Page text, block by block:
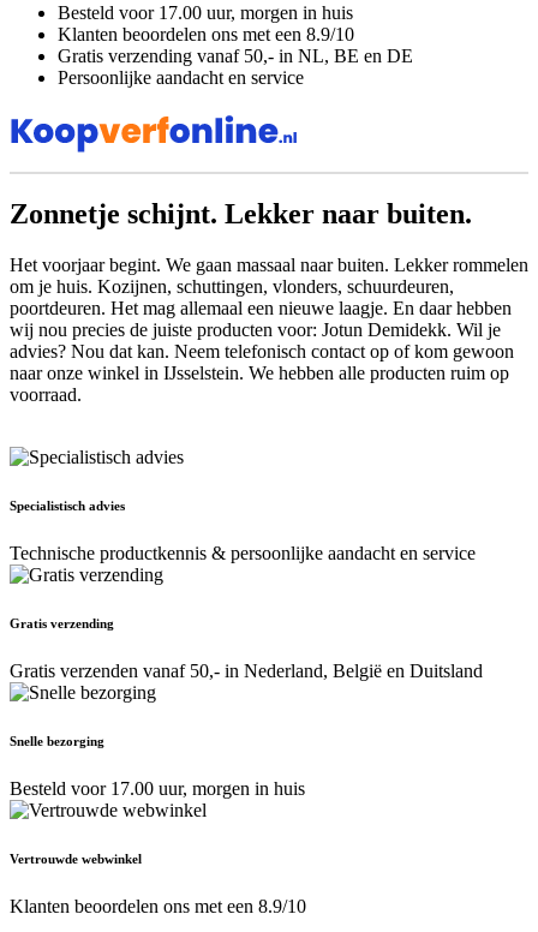
Besteld voor 17.00 uur, morgen in huis
Klanten beoordelen ons met een 8.9/10
Gratis verzending vanaf 50,- in NL, BE en DE
Persoonlijke aandacht en service
Zonnetje schijnt. Lekker naar buiten.
Het voorjaar begint. We gaan massaal naar buiten. Lekker rommelen
om je huis. Kozijnen, schuttingen, vlonders, schuurdeuren,
poortdeuren. Het mag allemaal een nieuwe laagje. En daar hebben
wij nou precies de juiste producten voor: Jotun Demidekk. Wil je
advies? Nou dat kan. Neem telefonisch contact op of kom gewoon
naar onze winkel in IJsselstein. We hebben alle producten ruim op
voorraad.
Specialistisch advies
Technische productkennis & persoonlijke aandacht en service
Gratis verzending
Gratis verzenden vanaf 50,- in Nederland, België en Duitsland
Snelle bezorging
Besteld voor 17.00 uur, morgen in huis
Vertrouwde webwinkel
Klanten beoordelen ons met een 8.9/10